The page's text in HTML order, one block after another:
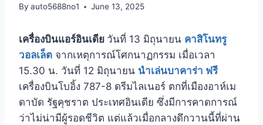
By auto5688no1 June 13, 2025
เครื่องบินแอร์อินเดีย วันที่ 13 มิถุนายน คาสิโนทรู
วอลเล็ต จากเหตุการณ์โศกนาฏกรรม เมื่อเวลา
15.30 น. วันที่ 12 มิถุนายน นําเล่นบาคาร่า ฟรี
เครื่องบินโบอิ้ง 787-8 ดรีมไลเนอร์ ตกที่เมืองอาห์เม
ดาบัด รัฐคุชราต ประเทศอินเดีย ซึ่งมีการคาดการณ์
ว่าไม่น่ามีผู้รอดชีวิต แต่แล้วเมื่อกลางดึกวานนี้ที่ผ่าน